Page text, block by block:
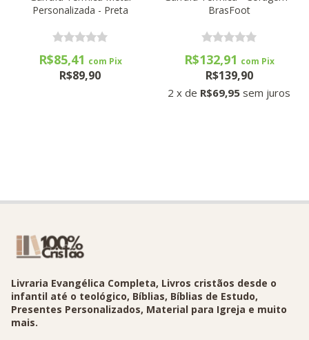
Personalizada - Preta
R$89,90
R$85,41 com Pix
BrasFoot
R$139,90
2 x de R$69,95 sem juros
R$132,91 com Pix
Livraria Evangélica Completa, Livros cristãos desde o
infantil até o teológico, Bíblias, Bíblias de Estudo,
Presentes Personalizados, Material para Igreja e muito
mais.